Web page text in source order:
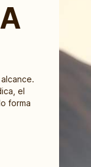
el
forma